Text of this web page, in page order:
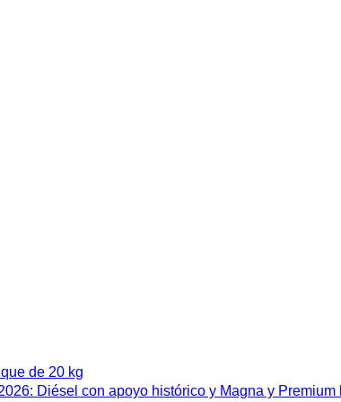
de 20 kg
Diésel con apoyo histórico y Magna y Premium